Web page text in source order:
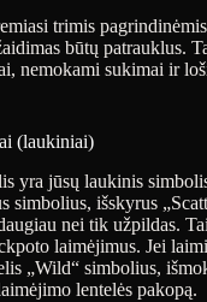
trimis pagrindinėmis
būtų patrauklus.
nemokami sukimai ir
(laukiniai)
yra jūsų laukinis
simbolius, išskyrus
nei tik užpildas.
laimėjimus. Jei
„Wild“ simbolius,
lentelės pakopą.